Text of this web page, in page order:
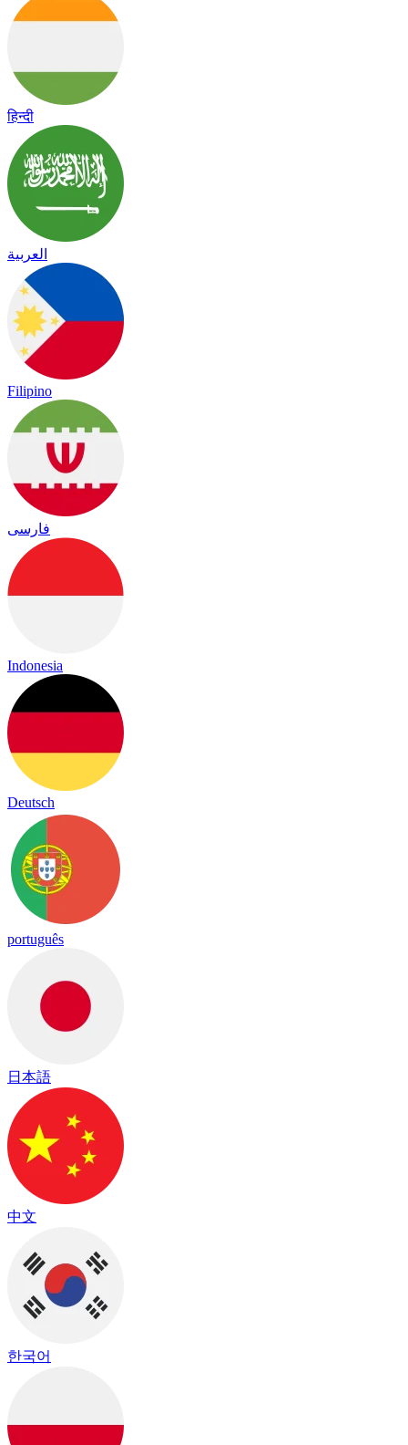
हिन्दी
العربية
Filipino
فارسی
Indonesia
Deutsch
português
日本語
中文
한국어